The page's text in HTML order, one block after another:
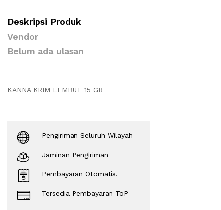
Deskripsi Produk
Vendor
Belum ada ulasan
KANNA KRIM LEMBUT 15 GR
Pengiriman Seluruh Wilayah
Jaminan Pengiriman
Pembayaran Otomatis.
Tersedia Pembayaran ToP